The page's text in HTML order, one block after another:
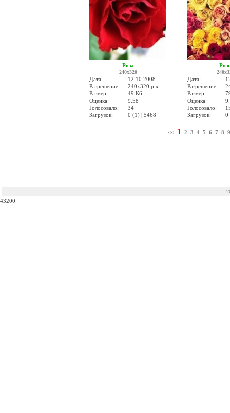
Роза
240x320
Дата:
12.10.2008
Разрешение:
240x320 pix
Размер:
49 Кб
Оценка:
9.58
Голосовало:
34
Загрузок:
0 (1) | 5468
Дата:
Разрешение:
Размер:
Оценка:
Голосовало:
Загрузок:
0
<< 1 2 3 4 5 6 7 8 9
43200